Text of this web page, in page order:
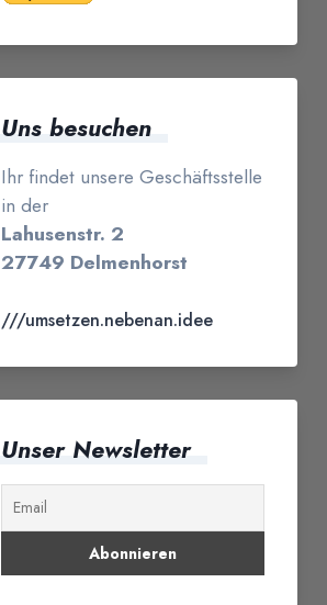
Uns besuchen
Ihr findet unsere Geschäftsstelle
in der
Lahusenstr. 2
27749 Delmenhorst
///umsetzen.nebenan.idee
Unser Newsletter